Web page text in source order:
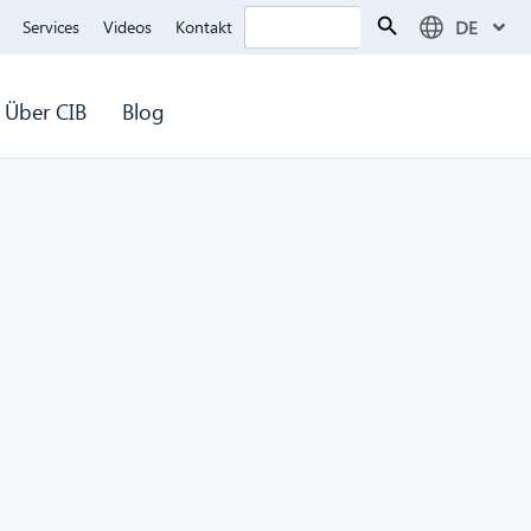
Services Videos Kontakt Search DE
Über CIB Blog